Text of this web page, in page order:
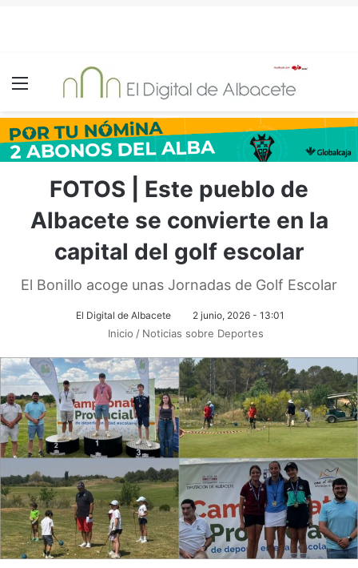
Menú
FOTOS | Este pueblo de
Albacete se convierte en la
capital del golf escolar
El Bonillo acoge unas Jornadas de Golf Escolar
El Digital de Albacete 2 junio, 2026 - 13:01
Inicio / Noticias sobre Deportes